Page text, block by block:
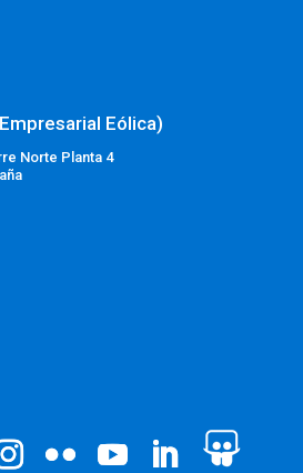
Eólica)
Norte Planta 4